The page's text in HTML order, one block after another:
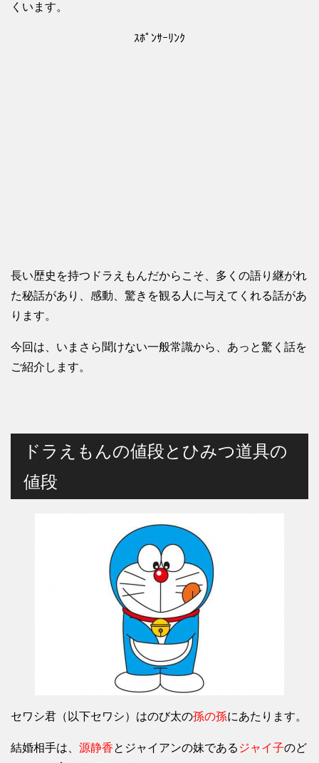
くいます。
ｽﾎﾟﾝｻｰﾘﾝｸ
長い歴史を持つドラえもんだからこそ、多くの語り継がれ
た秘話があり、感動、驚きを観る人に与えてくれる話があ
ります。
今回は、いまさら聞けない一般常識から、あっと驚く話を
ご紹介します。
ドラえもんの値段とひみつ道具の
値段
セワシ君（以下セワシ）はのび太の孫の孫にあたります。
結婚相手は、 源静香とジャイアンの妹である ジャイ子のど